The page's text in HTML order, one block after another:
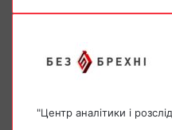
"Центр аналітики і